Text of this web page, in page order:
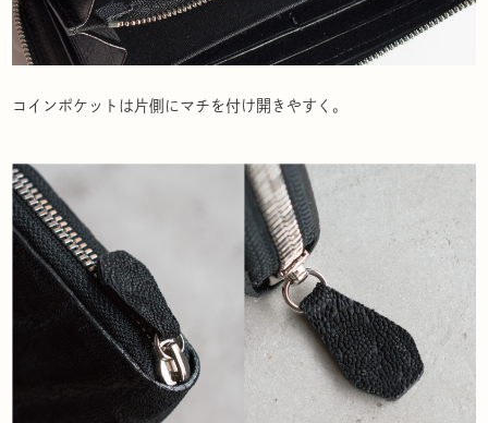
コインポケットは片側にマチを付け開きやすく。